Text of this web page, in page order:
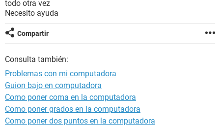
todo otra vez
Necesito ayuda
Compartir
Consulta también:
Problemas con mi computadora
Guion bajo en computadora
Como poner coma en la computadora
Como poner grados en la computadora
Como poner dos puntos en la computadora